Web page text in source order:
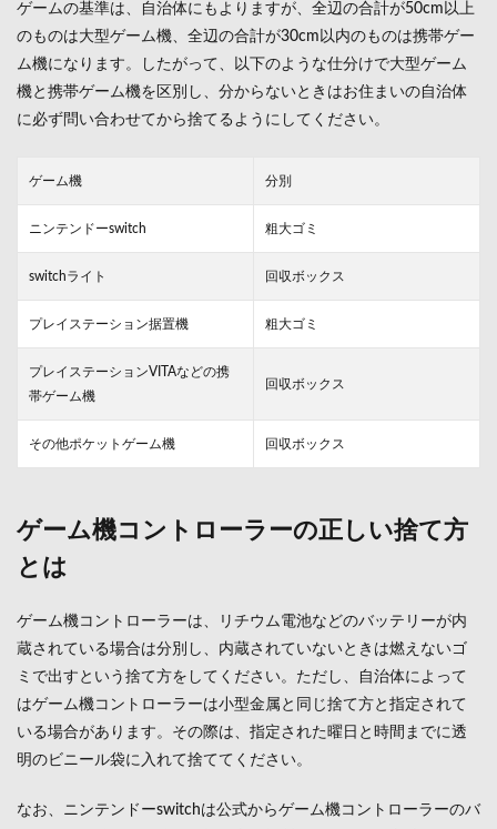
て方
とは
3
大都
ルー
ムの
捨て
方と
れ？
家電
リサ
イク
設置
され
てい
る場
は
4
ゲー
ム機
を捨
てる
とき
意点
につ
ゲームの基準は、自治体にもよりますが、全辺の合計が50cm以上
のものは大型ゲーム機、全辺の合計が30cm以内のものは携帯ゲー
ム機になります。したがって、以下のような仕分けで大型ゲーム
機と携帯ゲーム機を区別し、分からないときはお住まいの自治体
に必ず問い合わせてから捨てるようにしてください。
ゲーム機 分別
ニンテンドーswitch 粗大ゴミ
switchライト 回収ボックス
プレイステーション据置機 粗大ゴミ
プレイステーションVITAなどの携
帯ゲーム機
回収ボックス
その他ポケットゲーム機 回収ボックス
ゲーム機コントローラーの正しい捨て方
とは
ゲーム機コントローラーは、リチウム電池などのバッテリーが内
蔵されている場合は分別し、内蔵されていないときは燃えないゴ
ミで出すという捨て方をしてください。ただし、自治体によって
はゲーム機コントローラーは小型金属と同じ捨て方と指定されて
いる場合があります。その際は、指定された曜日と時間までに透
明のビニール袋に入れて捨ててください。
なお、ニンテンドーswitchは公式からゲーム機コントローラーのバ